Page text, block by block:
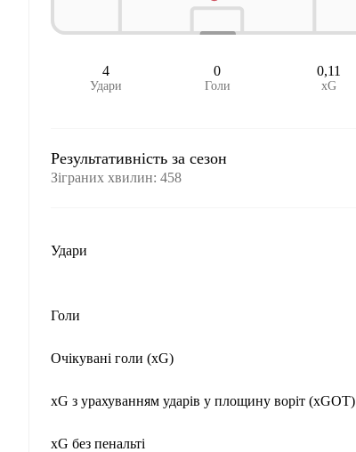
4
Удари
0
Голи
0,11
xG
Результативність за сезон
Зіграних хвилин: 458
Удари
Голи
Очікувані голи (xG)
xG з урахуванням ударів у площину воріт (xGOT)
xG без пенальті